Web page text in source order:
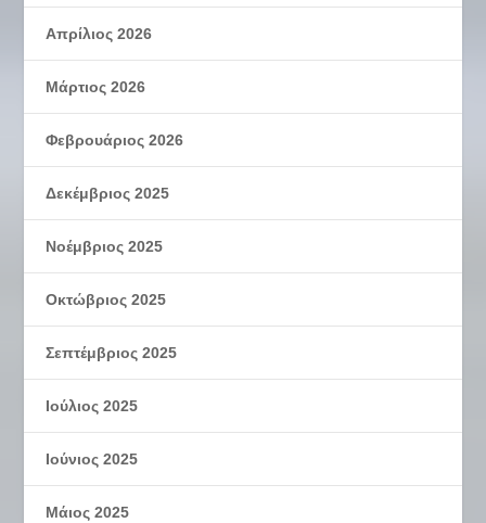
Απρίλιος 2026
Μάρτιος 2026
Φεβρουάριος 2026
Δεκέμβριος 2025
Νοέμβριος 2025
Οκτώβριος 2025
Σεπτέμβριος 2025
Ιούλιος 2025
Ιούνιος 2025
Μάιος 2025